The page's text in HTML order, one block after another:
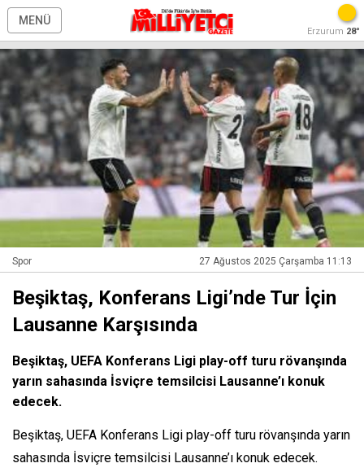
MENÜ
Erzurum 28°
Spor 27 Ağustos 2025 Çarşamba 11:13
Beşiktaş, Konferans Ligi’nde Tur İçin
Lausanne Karşısında
Beşiktaş, UEFA Konferans Ligi play-off turu rövanşında
yarın sahasında İsviçre temsilcisi Lausanne’ı konuk
edecek.
Beşiktaş, UEFA Konferans Ligi play-off turu rövanşında yarın
sahasında İsviçre temsilcisi Lausanne’ı konuk edecek.